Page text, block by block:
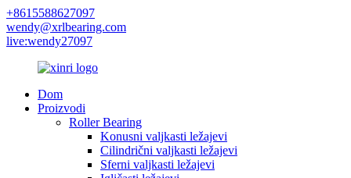
+8615588627097
wendy@xrlbearing.com
live:wendy27097
Dom
Proizvodi
Roller Bearing
Konusni valjkasti ležajevi
Cilindrični valjkasti ležajevi
Sferni valjkasti ležajevi